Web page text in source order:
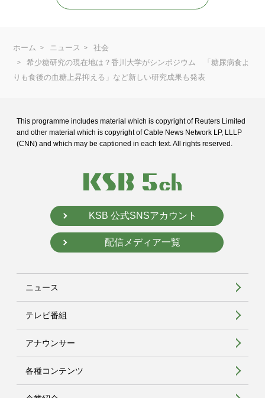
ホーム ニュース
社会
希少糖研究の現在地は？香川大学がシンポジウム 「糖尿病食よ
りも食後の血糖上昇抑える」など新しい研究成果も発表
This programme includes material which is copyright of Reuters Limited
and other material which is copyright of Cable News Network LP, LLLP
(CNN) and which may be captioned in each text. All rights reserved.
KSB 公式SNSアカウント
配信メディア一覧
ニュース
テレビ番組
アナウンサー
各種コンテンツ